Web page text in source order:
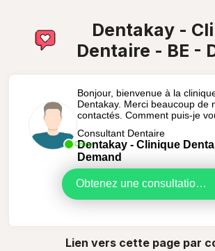
Dentakay -
Dentaire - BE -
Online
Bonjour, bienvenue à la
Dentakay. Merci beaucoup de
contactés. Comment puis-je
Consultant Dentaire
Dentakay - Clinique
Demand
Obtenez une consultation GRATUITE
Lien vers cette page par